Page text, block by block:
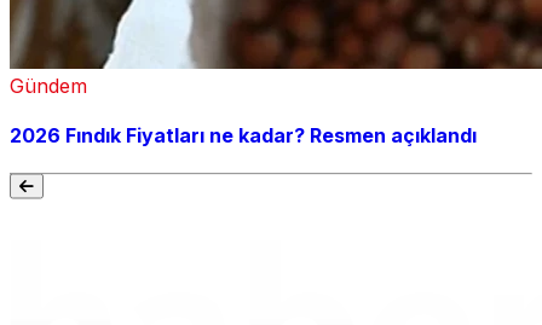
Gündem
2026 Fındık Fiyatları ne kadar? Resmen açıklandı